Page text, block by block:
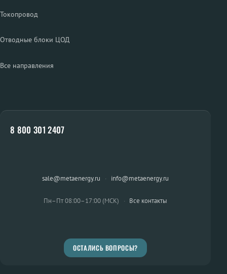
Токопровод
Отводные блоки ЦОД
Все направления
8 800 301 2407
sale@metaenergy.ru · info@metaenergy.ru
Пн–Пт 08:00–17:00 (МСК) · Все контакты
ОСТАЛИСЬ ВОПРОСЫ?